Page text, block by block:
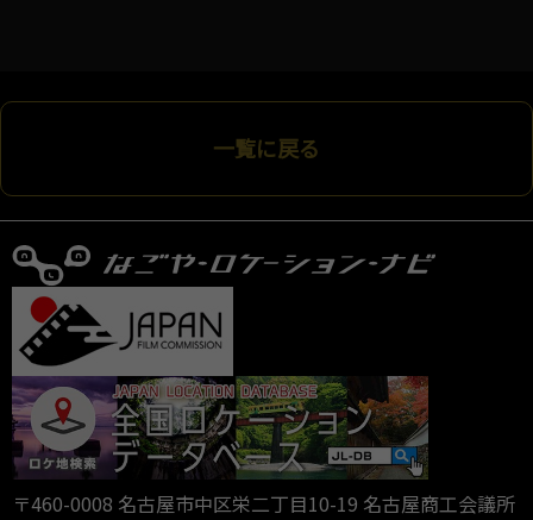
一覧に戻る
〒460-0008 名古屋市中区栄二丁目10-19 名古屋商工会議所